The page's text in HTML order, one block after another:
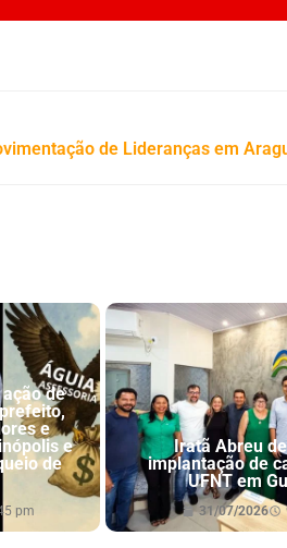
de
e
e
de
pm
Iratã Abreu
implantação de
UFNT em
31/07/2026